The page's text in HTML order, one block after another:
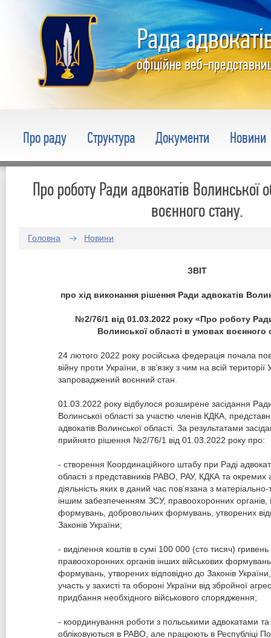
Рада
офіційне веб-
Про раду Структура Документи Новини
Про роботу Ради адвокатів Волинської
воєнного стану.
Головна Новини
ЗВІТ
про хід виконання рішення Ради адвокатів
№2/76/1 від 01.03.2022 року «Про роботу
Волинської області в умовах воєнного
24 лютого 2022 року російська федерація почала
війну проти України, в зв’язку з чим на всій території
запроваджений воєнний стан.
01.03.2022 року відбулося розширене засідання
Волинської області за участю членів КДКА,
адвокатів Волинської області. За результатами
прийнято рішення №2/76/1 від 01.03.2022 року про:
- створення Координаційного штабу при Раді
області з представників РАВО, РАУ, КДКА та окремих
діяльність яких в даний час пов’язана з матеріально-
іншим забезпеченням ЗСУ, правоохоронних органів,
формувань, добровольчих формувань, утворених
Законів України;
- виділення коштів в сумі 100 000 (сто тисяч)
правоохоронних органів інших військових
формувань, утворених відповідно до Законів України,
участь у захисті та обороні України від збройної
придбання необхідного військового спорядження;
- координування роботи з польськими адвокатами та
обліковуються в РАВО, але працюють в Республіці